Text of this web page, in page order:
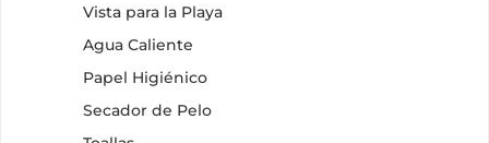
Vista para la Playa
Agua Caliente
Papel Higiénico
Secador de Pelo